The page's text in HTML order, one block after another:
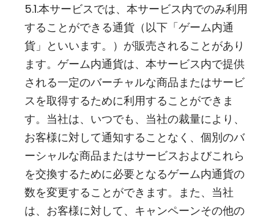
5.1.本サービスでは、本サービス内でのみ利用
することができる通貨（以下「ゲーム内通
貨」といいます。）が販売されることがあり
ます。ゲーム内通貨は、本サービス内で提供
される一定のバーチャルな商品またはサービ
スを取得するために利用することができま
す。当社は、いつでも、当社の裁量により、
お客様に対して通知することなく、個別のバ
ーシャルな商品またはサービスおよびこれら
を交換するために必要となるゲーム内通貨の
数を変更することができます。また、当社
は、お客様に対して、キャンペーンその他の